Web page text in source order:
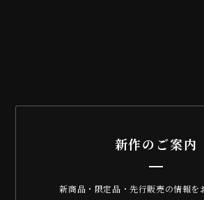
新作のご案内
新商品・限定品・先行販売の情報を